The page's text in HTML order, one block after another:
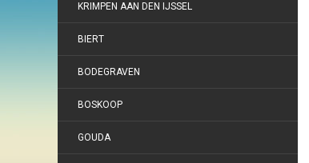
KRIMPEN AAN DEN IJSSEL
BIERT
BODEGRAVEN
BOSKOOP
GOUDA